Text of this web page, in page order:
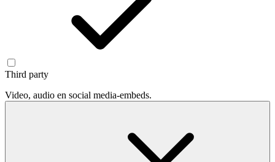
Third party
Video, audio en social media-embeds.